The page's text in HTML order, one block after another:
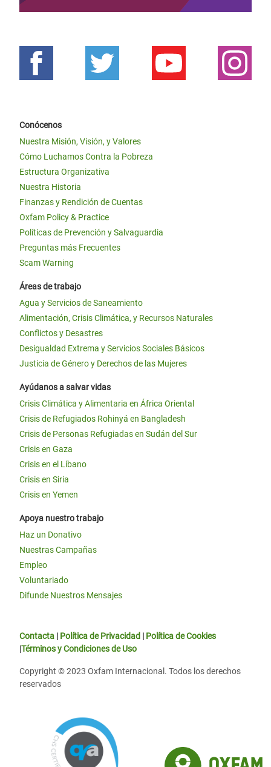
Conócenos
Nuestra Misión, Visión, y Valores
Cómo Luchamos Contra la Pobreza
Estructura Organizativa
Nuestra Historia
Finanzas y Rendición de Cuentas
Oxfam Policy & Practice
Políticas de Prevención y Salvaguardia
Preguntas más Frecuentes
Scam Warning
Áreas de trabajo
Agua y Servicios de Saneamiento
Alimentación, Crisis Climática, y Recursos Naturales
Conflictos y Desastres
Desigualdad Extrema y Servicios Sociales Básicos
Justicia de Género y Derechos de las Mujeres
Ayúdanos a salvar vidas
Crisis Climática y Alimentaria en África Oriental
Crisis de Refugiados Rohinyá en Bangladesh
Crisis de Personas Refugiadas en Sudán del Sur
Crisis en Gaza
Crisis en el Líbano
Crisis en Siria
Crisis en Yemen
Apoya nuestro trabajo
Haz un Donativo
Nuestras Campañas
Empleo
Voluntariado
Difunde Nuestros Mensajes
Contacta | Política de Privacidad | Política de Cookies
|Términos y Condiciones de Uso
Copyright © 2023 Oxfam Internacional. Todos los derechos
reservados